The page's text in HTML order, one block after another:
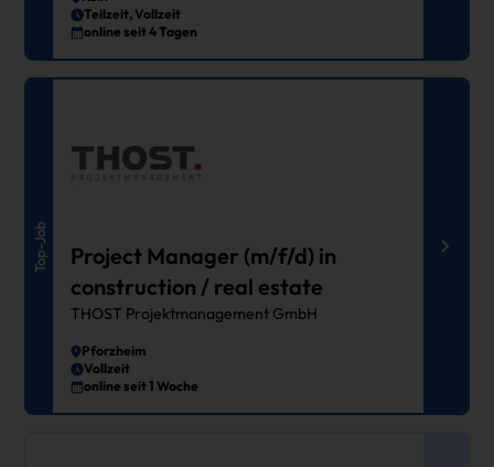
Teilzeit, Vollzeit
online seit 4 Tagen
Top-Job
Project Manager (m/f/d) in
construction / real estate
THOST Projektmanagement GmbH
Pforzheim
Vollzeit
online seit 1 Woche